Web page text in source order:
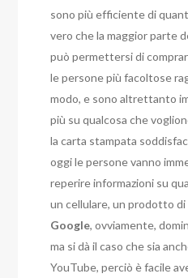
sono più efficiente di
vero che la maggior parte
può permettersi di
le persone più facoltose
modo, e sono altrettanto
più su qualcosa che
la carta stampata
oggi le persone vanno
reperire informazioni su
un cellulare, un prodotto di
Google, ovviamente,
ma si dà il caso che sia
YouTube, perciò è facile